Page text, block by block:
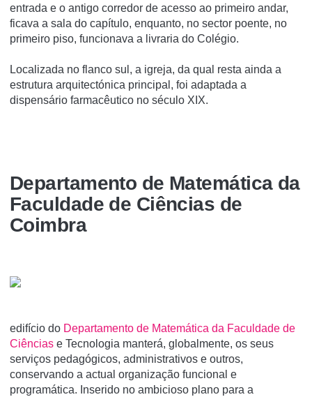
entrada e o antigo corredor de acesso ao primeiro andar,
ficava a sala do capítulo, enquanto, no sector poente, no
primeiro piso, funcionava a livraria do Colégio.
Localizada no flanco sul, a igreja, da qual resta ainda a
estrutura arquitectónica principal, foi adaptada a
dispensário farmacêutico no século XIX.
Departamento de Matemática da
Faculdade de Ciências de
Coimbra
edifício do Departamento de Matemática da Faculdade de
Ciências e Tecnologia manterá, globalmente, os seus
serviços pedagógicos, administrativos e outros,
conservando a actual organização funcional e
programática. Inserido no ambicioso plano para a